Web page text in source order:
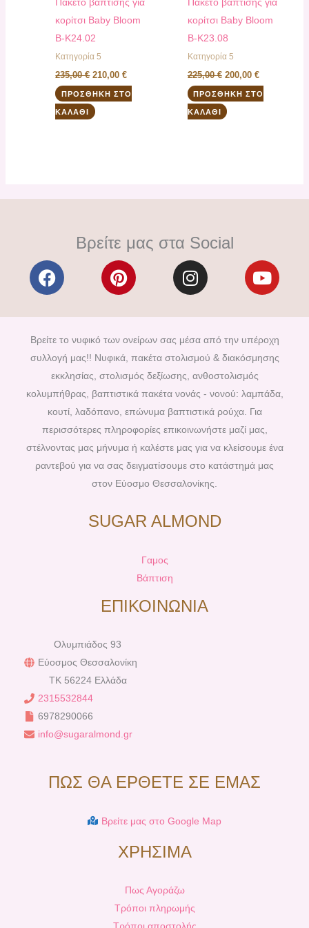
κορίτσι Baby Bloom
B-K24.02
Κατηγορία 5
235,00€ 210,00€
ΠΡΟΣΘΉΚΗ ΣΤΟ
ΚΑΛΆΘΙ
κορίτσι Baby Bloom
B-K23.08
Κατηγορία 5
225,00€ 200,00 €
ΠΡΟΣΘΉΚΗ ΣΤΟ
ΚΑΛΆΘΙ
Βρείτε μας στα Social
F
a
e
b
o
o
k
P
i
t
e
r
e
s
t
I
n
t
a
g
r
a
m
Y
o
t
u
b
Βρείτε το νυφικό των ονείρων σας μέσα από την υπέροχη
συλλογή μας!! Νυφικά, πακέτα στολισμού & διακόσμησης
εκκλησίας, στολισμός δεξίωσης, ανθοστολισμός
κολυμπήθρας, βαπτιστικά πακέτα νονάς - νονού: λαμπάδα,
κουτί, λαδόπανο, επώνυμα βαπτιστικά ρούχα. Για
περισσότερες πληροφορίες επικοινωνήστε μαζί μας,
στέλνοντας μας μήνυμα ή καλέστε μας για να κλείσουμε ένα
ραντεβού για να σας δειγματίσουμε στο κατάστημά μας
στον Εύοσμο Θεσσαλονίκης.
SUGAR ALMOND
Γαμος
Βάπτιση
ΕΠΙΚΟΙΝΩΝΙΑ
Ολυμπιάδος 93
Εύοσμος Θεσσαλονίκη
TK 56224 Ελλάδα
2315532844
6978290066
info@sugaralmond.gr
ΠΩΣ ΘΑ ΕΡΘΕΤΕ ΣΕ ΕΜΑΣ
Βρείτε μας στο Google Map
ΧΡΗΣΙΜΑ
Πως Αγοράζω
Τρόποι πληρωμής